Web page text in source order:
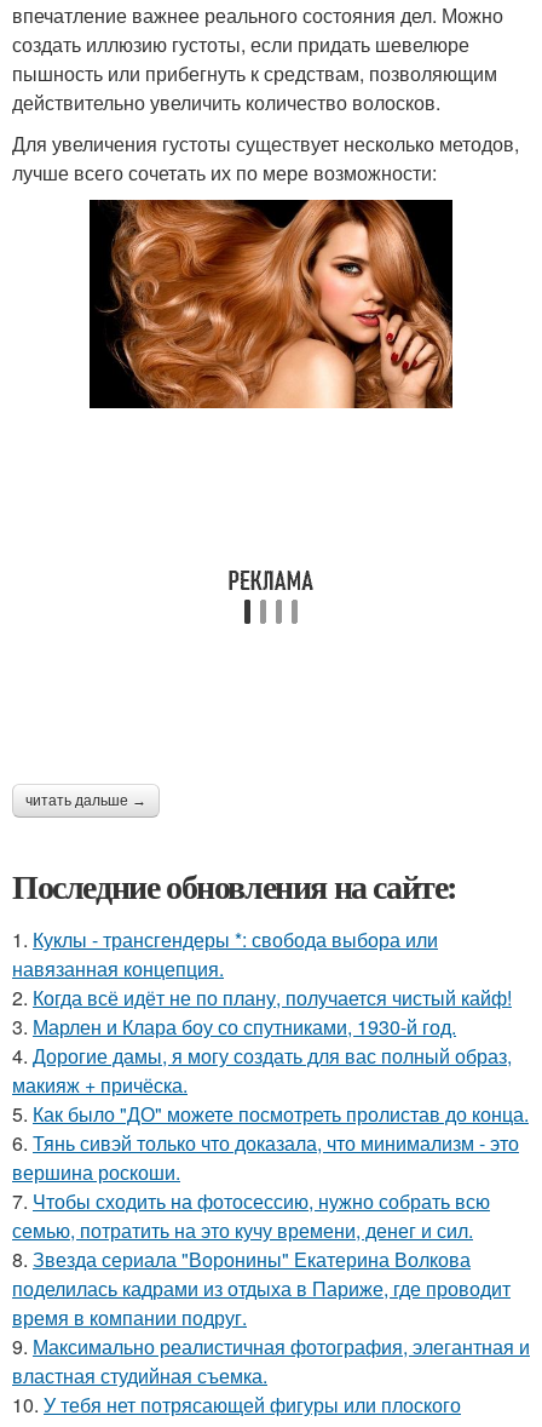
впечатление важнее реального состояния дел. Можно
создать иллюзию густоты, если придать шевелюре
пышность или прибегнуть к средствам, позволяющим
действительно увеличить количество волосков.
Для увеличения густоты существует несколько методов,
лучше всего сочетать их по мере возможности:
читать дальше →
Последние обновления на сайте:
1. Куклы - трансгендеры *: свобода выбора или
навязанная концепция.
2. Когда всё идёт не по плану, получается чистый кайф!
3. Марлен и Клара боу со спутниками, 1930-й год.
4. Дорогие дамы, я могу создать для вас полный образ,
макияж + причёска.
5. Как было "ДО" можете посмотреть пролистав до конца.
6. Тянь сивэй только что доказала, что минимализм - это
вершина роскоши.
7. Чтобы сходить на фотосессию, нужно собрать всю
семью, потратить на это кучу времени, денег и сил.
8. Звезда сериала "Воронины" Екатерина Волкова
поделилась кадрами из отдыха в Париже, где проводит
время в компании подруг.
9. Максимально реалистичная фотография, элегантная и
властная студийная съемка.
10. У тебя нет потрясающей фигуры или плоского